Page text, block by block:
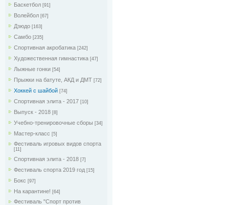
Баскетбол [91]
Волейбол [67]
Дзюдо [163]
Самбо [235]
Спортивная акробатика [242]
Художественная гимнастика [47]
Лыжные гонки [54]
Прыжки на батуте, АКД и ДМТ [72]
Хоккей с шайбой [74]
Спортивная элита - 2017 [10]
Выпуск - 2018 [8]
Учебно-тренировочные сборы [34]
Мастер-класс [5]
Фестиваль игровых видов спорта
[11]
Спортивная элита - 2018 [7]
Фестиваль спорта 2019 год [15]
Бокс [97]
На карантине! [64]
Фестиваль "Спорт против